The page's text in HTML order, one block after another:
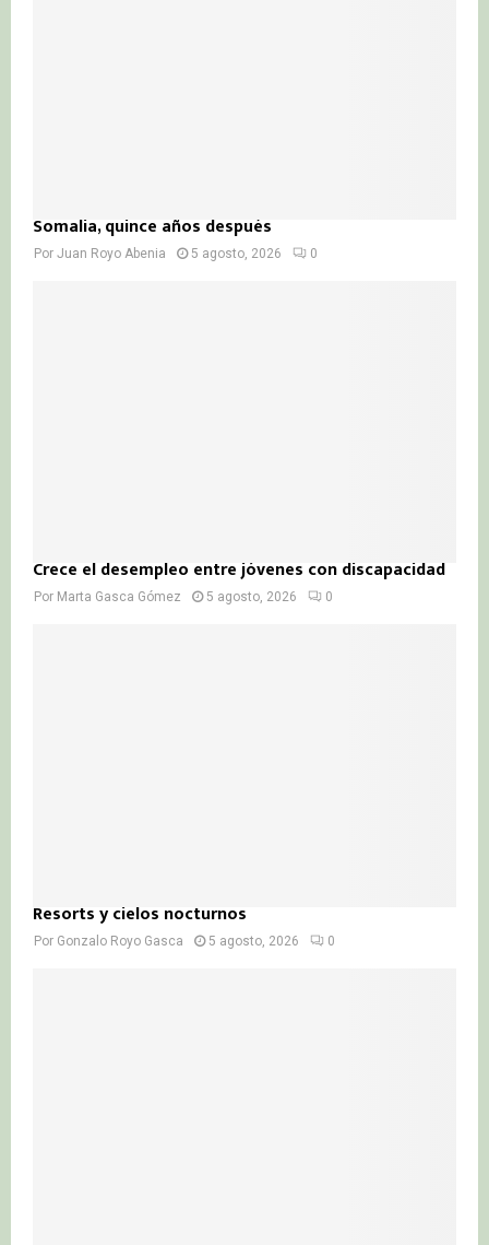
Somalia, quince años después
Por Juan Royo Abenia 5 agosto, 2026 0
Crece el desempleo entre jóvenes con discapacidad
Por Marta Gasca Gómez 5 agosto, 2026 0
Resorts y cielos nocturnos
Por Gonzalo Royo Gasca 5 agosto, 2026 0